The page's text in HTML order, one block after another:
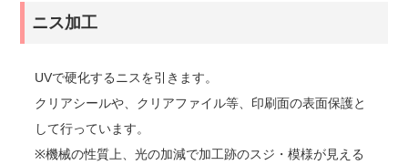
ニス加工
UVで硬化するニスを引きます。
クリアシールや、クリアファイル等、印刷面の表面保護と
して行っています。
※機械の性質上、光の加減で加工跡のスジ・模様が見える